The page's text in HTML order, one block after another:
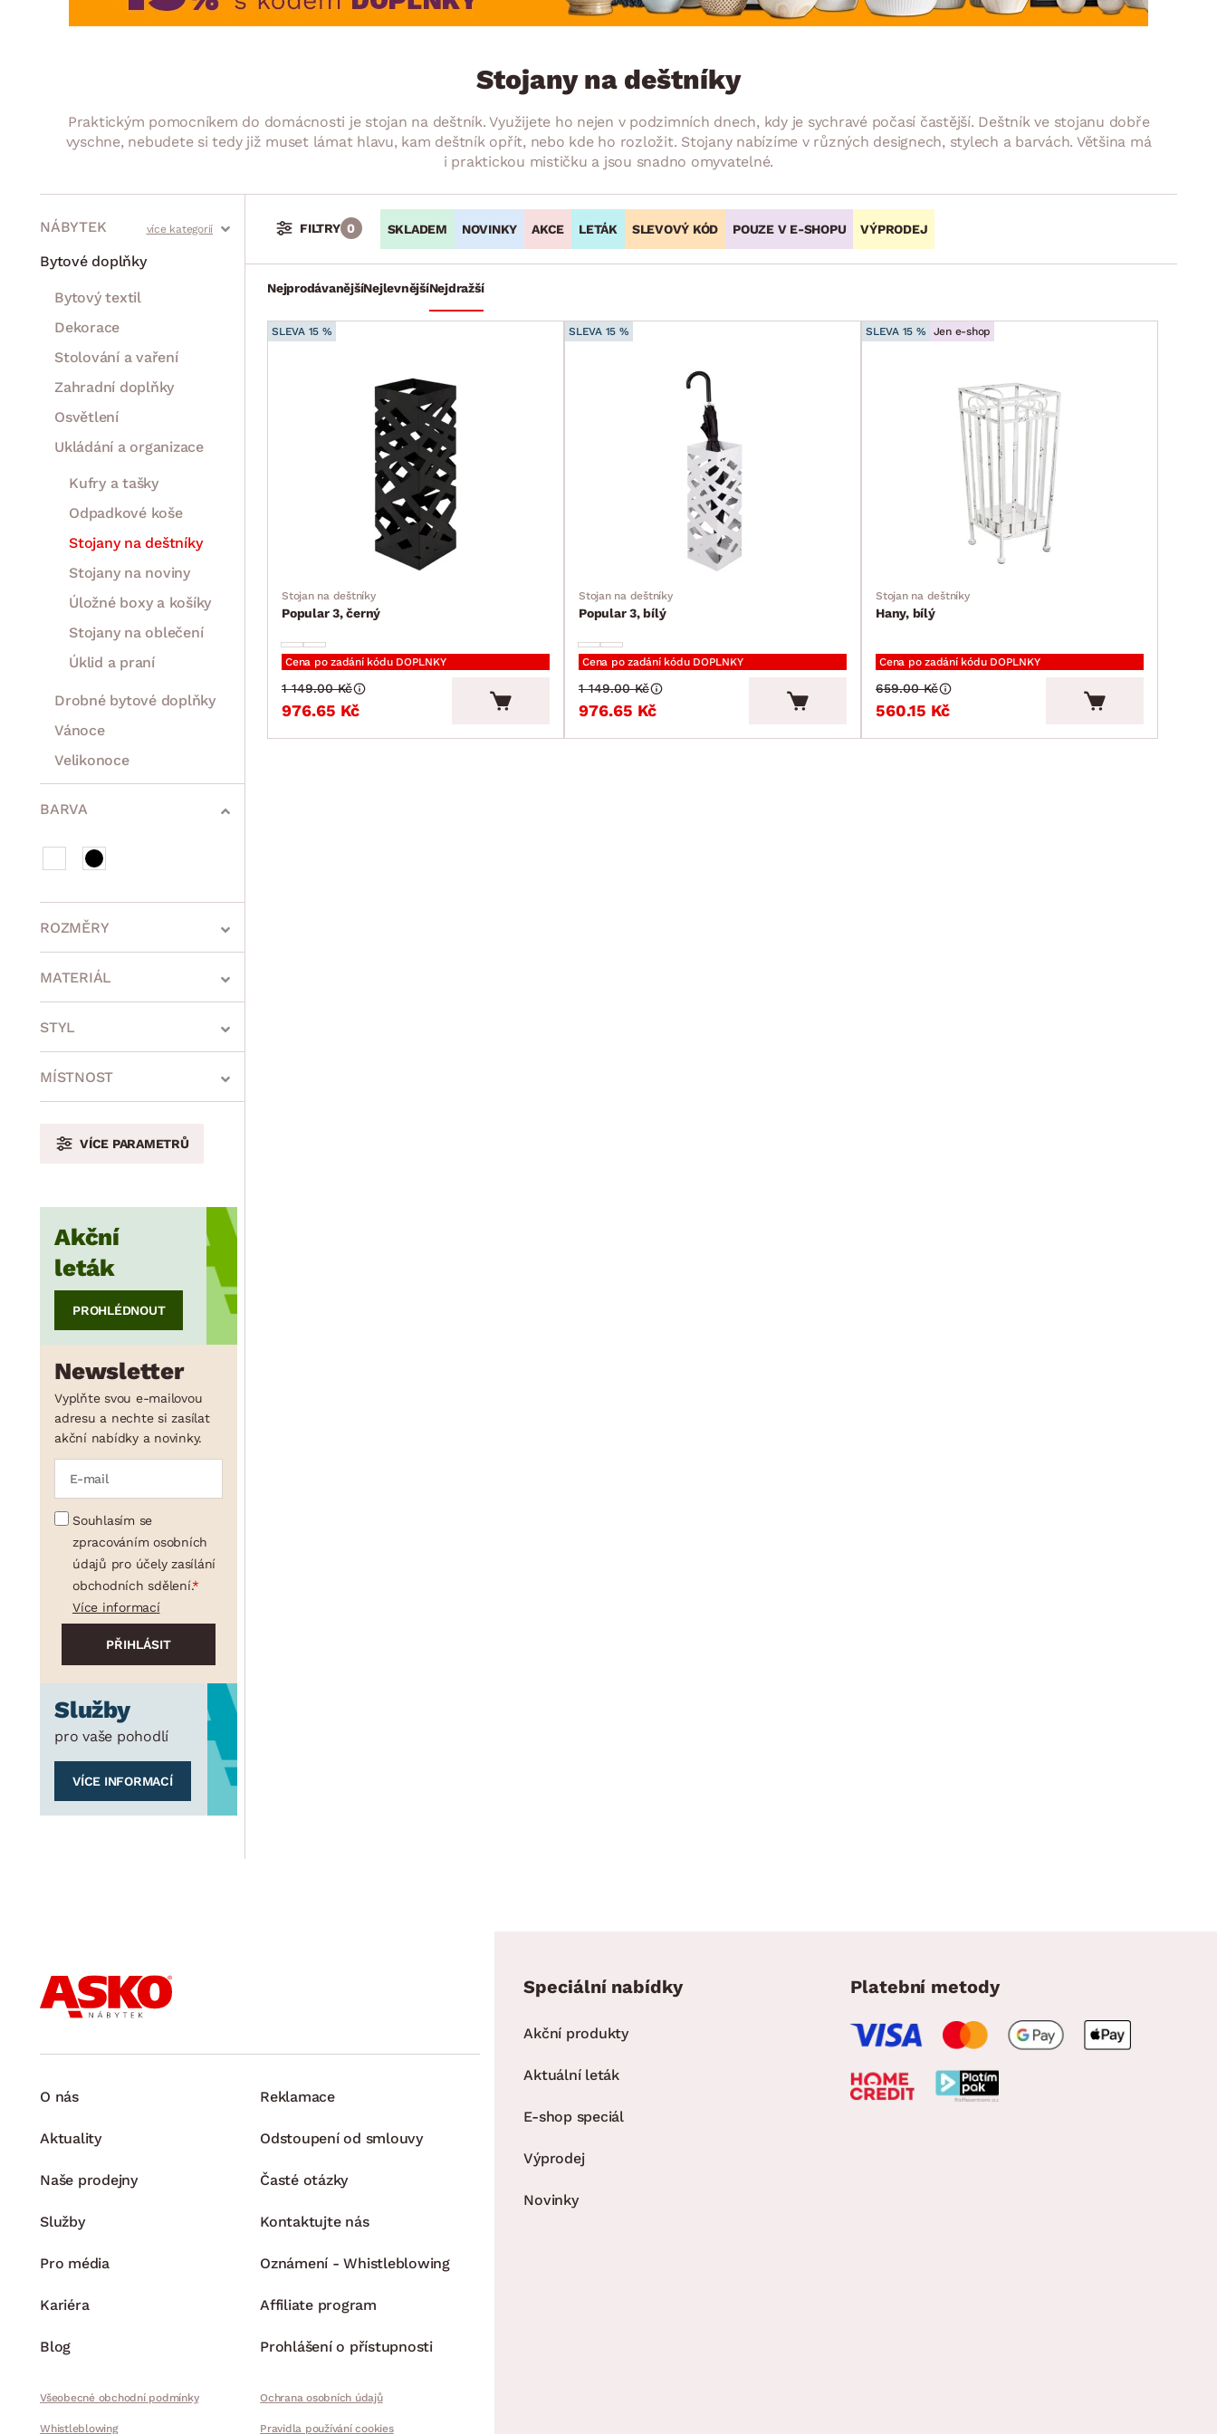
Koupelna
BYTOVÝ TEXTIL
Závěsy a žaluzie
STOLOVÁNÍ A VAŘENÍ
Pánve
DOMÁCÍ SPOTŘEBIČE ZAHRADNÍ DOPLŇKY VÁNOCE
Zahradní doplňky
Stojany na deštníky
Praktickým pomocníkem do domácnosti je stojan na deštník. Využijete ho nejen v podzimních dnech, kdy je sychravé počasí častější. Deštník ve stojanu dobře
vyschne, nebudete si tedy již muset lámat hlavu, kam deštník opřít, nebo kde ho rozložit. Stojany nabízíme v různých designech, stylech a barvách. Většina má
i praktickou mističku a jsou snadno omyvatelné.
NÁBYTEK
Stoly a stolky
Křesla a sezení
Židle a lavice
Postele
Šatní skříně
Rošty
Matrace
Komody, skříňky a vitríny
Bytové doplňky
Bytový textil
Dekorace
Stolování a vaření
Zahradní doplňky
Osvětlení
Ukládání a organizace
Kufry a tašky
Odpadkové koše
Stojany na deštníky
Stojany na noviny
Úložné boxy a košíky
Stojany na oblečení
Úklid a praní
Drobné bytové doplňky
Vánoce
Velikonoce
Sedací soupravy a pohovky
Sestavy a stěny
Drobný nábytek
Spotřebiče
BARVA
ROZMĚRY
min.
min. cm max. cm
MATERIÁL
STYL
MÍSTNOST
VÍCE PARAMETRŮ
Akční
leták
PROHLÉDNOUT
Newsletter
Vyplňte svou e-mailovou
adresu a nechte si zasílat
akční nabídky a novinky.
Souhlasím se
zpracováním osobních
údajů pro účely zasílání
obchodních sdělení.
Více informací
Služby
pro vaše pohodlí
VÍCE INFORMACÍ
SKLADEM NOVINKY AKCE LETÁK SLEVOVÝ KÓD POUZE V E-SHOPU VÝPRODEJ
FILTRY 0
NejprodávanějšíNejlevnějšíNejdražší
SLEVA 15 %
Stojan na deštníky
Popular 3, černý
Cena po zadání kódu DOPLNKY
976.65 Kč
1 149.00 Kč
SLEVA 15 %
Stojan na deštníky
Popular 3, bílý
Cena po zadání kódu DOPLNKY
976.65 Kč
1 149.00 Kč
SLEVA 15 % Jen e-shop
Stojan na deštníky
Hany, bílý
Cena po zadání kódu DOPLNKY
560.15 Kč
659.00 Kč
O nás
Aktuality
Naše prodejny
Služby
Pro média
Kariéra
Blog
Reklamace
Odstoupení od smlouvy
Časté otázky
Kontaktujte nás
Oznámení - Whistleblowing
Affiliate program
Prohlášení o přístupnosti
Všeobecné obchodní podmínky Ochrana osobních údajů
Whistleblowing Pravidla používání cookies
Speciální nabídky
Akční produkty
Aktuální leták
E-shop speciál
Výprodej
Novinky
Platební metody